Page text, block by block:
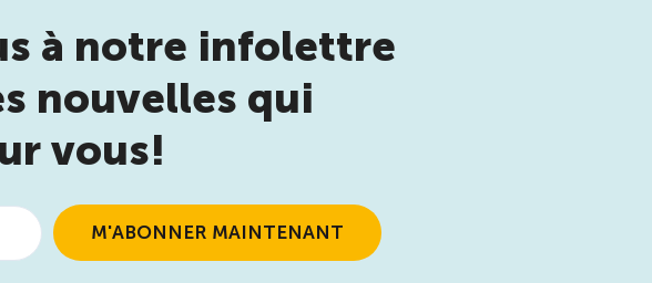
à notre infolettre
nouvelles qui
vous!